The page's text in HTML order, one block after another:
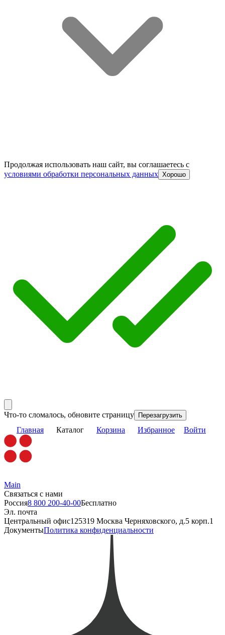
Продолжая использовать наш сайт, вы соглашаетесь c
условиями обработки персональных данных Хорошо
Что-то сломалось, обновите страницу Перезагрузить
Главная Каталог Корзина Избранное Войти
Main
Связаться с нами
Россия8 800 200-40-00Бесплатно
Эл. почта
Центральный офис125319 Москва Черняховского, д.5 корп.1
ДокументыПолитика конфиденциальности